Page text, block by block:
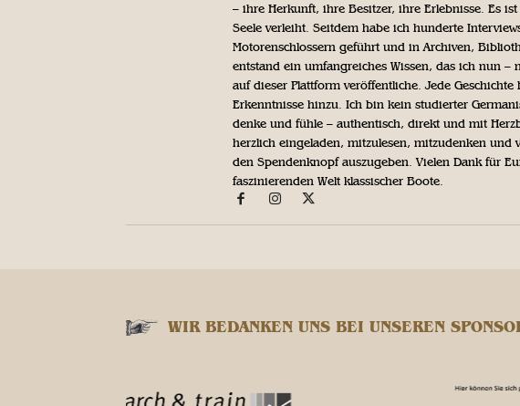
– ihre Herkunft, ihre Besitzer, ihre Erlebnisse. Es
Seele verleiht. Seitdem habe ich hunderte
Motorenschlossern geführt und in Archiven,
entstand ein umfangreiches Wissen, das ich nun –
auf dieser Plattform veröffentliche. Jede
Erkenntnisse hinzu. Ich bin kein studierter
denke und fühle – authentisch, direkt und mit
herzlich eingeladen, mitzulesen, mitzudenken und
den Spendenknopf auszugeben. Vielen Dank für
faszinierenden Welt klassischer Boote.
WIR BEDANKEN UNS BEI UNSEREN